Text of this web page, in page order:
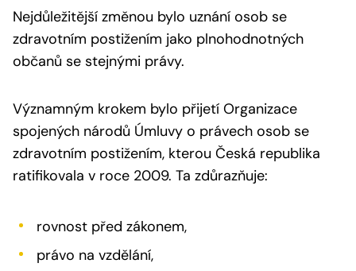
Nejdůležitější změnou bylo uznání osob se
zdravotním postižením jako plnohodnotných
občanů se stejnými právy.
Významným krokem bylo přijetí Organizace
spojených národů Úmluvy o právech osob se
zdravotním postižením, kterou Česká republika
ratifikovala v roce 2009. Ta zdůrazňuje:
rovnost před zákonem,
právo na vzdělání,